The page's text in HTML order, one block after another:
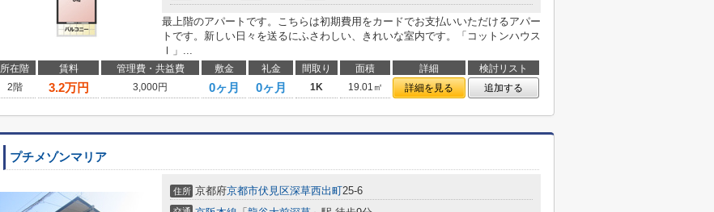
最上階のアパートです。こちらは初期費用をカードでお支払いいただけるアパー
トです。新しい日々を送るにふさわしい、きれいな室内です。「コットンハウス
Ⅰ」...
所在階 賃料 管理費・共益費 敷金 礼金 間取り 面積 詳細
検討リスト
2階
3.2万円 3,000円 0ヶ月 0ヶ月 1K 19.01㎡ 詳細を見る 追加する
プチメゾンマリア
住所 京都府京都市伏見区深草西出町25-6